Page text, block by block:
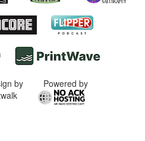
by
Powered by